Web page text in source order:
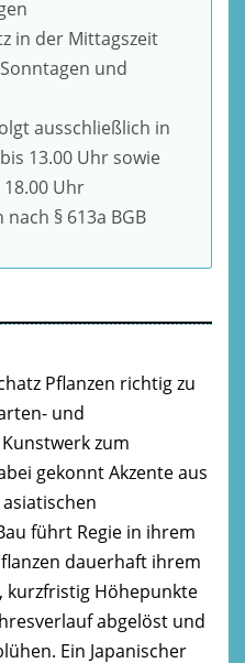
in der Mittagszeit
und
ausschließlich in
13.00 Uhr sowie
Uhr
§ 613a BGB
Pflanzen richtig zu
und
zum
gekonnt Akzente aus
führt Regie in ihrem
dauerhaft ihrem
kurzfristig Höhepunkte
abgelöst und
Ein Japanischer